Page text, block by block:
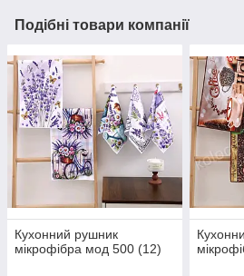
Подібні товари компанії
Кухонний рушник
мікрофібра мод 500 (12)